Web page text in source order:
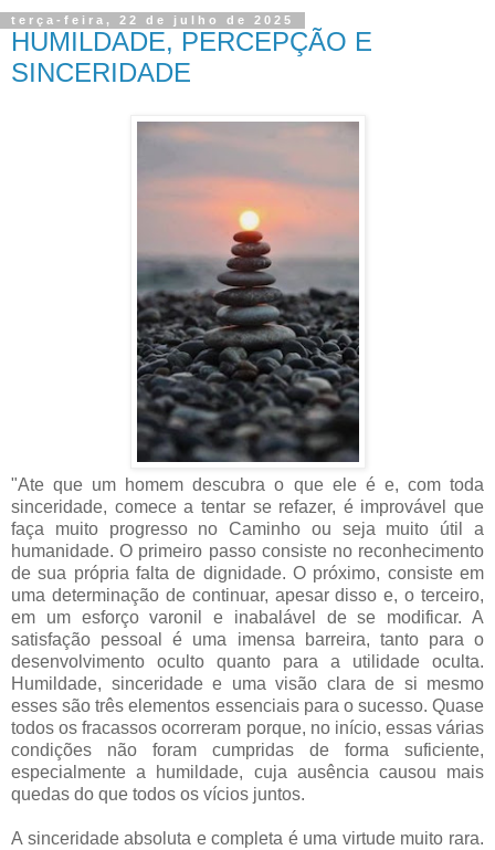
terça-feira, 22 de julho de 2025
HUMILDADE, PERCEPÇÃO E
SINCERIDADE
"Ate que um homem descubra o que ele é e, com toda
sinceridade, comece a tentar se refazer, é improvável que
faça muito progresso no Caminho ou seja muito útil a
humanidade. O primeiro passo consiste no reconhecimento
de sua própria falta de dignidade. O próximo, consiste em
uma determinação de continuar, apesar disso e, o terceiro,
em um esforço varonil e inabalável de se modificar. A
satisfação pessoal é uma imensa barreira, tanto para o
desenvolvimento oculto quanto para a utilidade oculta.
Humildade, sinceridade e uma visão clara de si mesmo
esses são três elementos essenciais para o sucesso. Quase
todos os fracassos ocorreram porque, no início, essas várias
condições não foram cumpridas de forma suficiente,
especialmente a humildade, cuja ausência causou mais
quedas do que todos os vícios juntos.
A sinceridade absoluta e completa é uma virtude muito rara.